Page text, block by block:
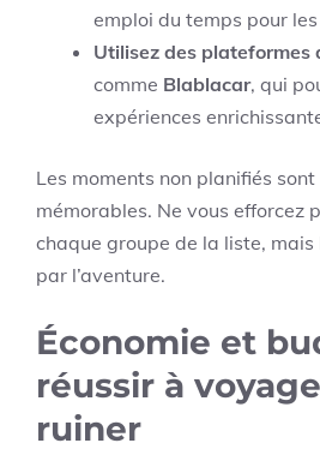
emploi du temps pour
Utilisez des plateformes
comme Blablacar, qui
expériences
Les moments non planifiés
mémorables. Ne vous efforcez
chaque groupe de la liste,
par l’aventure.
Économie et
réussir à
ruiner